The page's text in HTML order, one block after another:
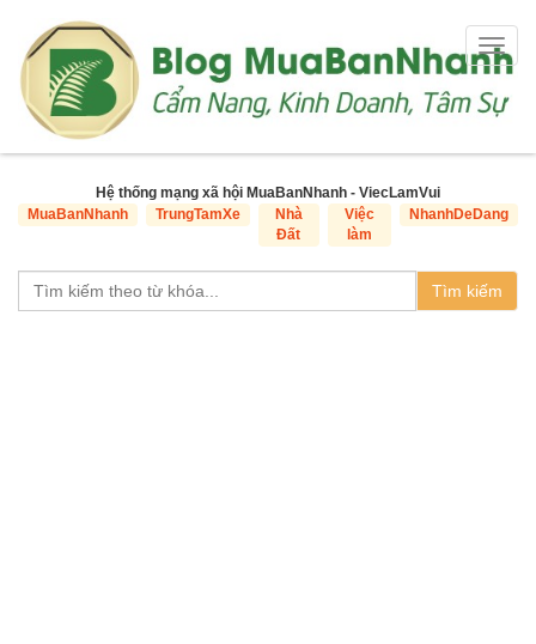
Hệ thống mạng xã hội MuaBanNhanh - ViecLamVui
MuaBanNhanh
TrungTamXe
Nhà
Đất
Việc
làm
NhanhDeDang
Tìm kiếm